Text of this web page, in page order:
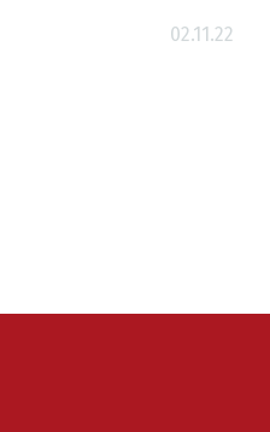
02.11.22